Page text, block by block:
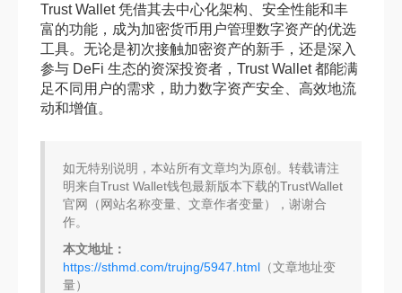
Trust Wallet 凭借其去中心化架构、安全性能和丰
富的功能，成为加密货币用户管理数字资产的优选
工具。无论是初次接触加密资产的新手，还是深入
参与 DeFi 生态的资深投资者，Trust Wallet 都能满
足不同用户的需求，助力数字资产安全、高效地流
动和增值。
如无特别说明，本站所有文章均为原创。转载请注
明来自Trust Wallet钱包最新版本下载的TrustWallet
官网（网站名称变量、文章作者变量），谢谢合
作。
本文地址：
https://sthmd.com/trujng/5947.html （文章地址变
量）